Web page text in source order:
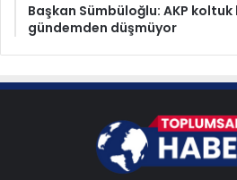
Başkan Sümbüloğlu: AKP koltuk
gündemden düşmüyor